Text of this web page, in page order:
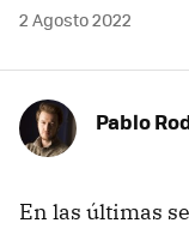
2 Agosto 2022
Pablo
En las últimas